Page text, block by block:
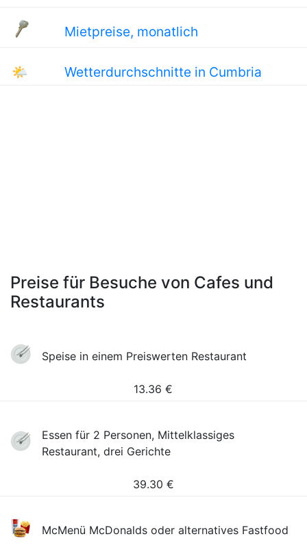
Mietpreise, monatlich
🌤 Wetterdurchschnitte in Cumbria
Preise für Besuche von Cafes und
Restaurants
Speise in einem Preiswerten Restaurant
13.36 €
Essen für 2 Personen, Mittelklassiges
Restaurant, drei Gerichte
39.30 €
McMenü McDonalds oder alternatives Fastfood